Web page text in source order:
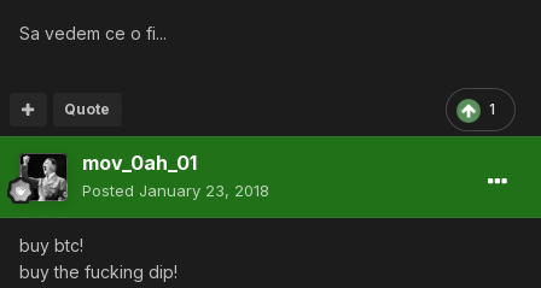
Sa vedem ce o fi...
1
Quote
mov_0ah_01
Posted January 23, 2018
buy btc!
buy the fucking dip!